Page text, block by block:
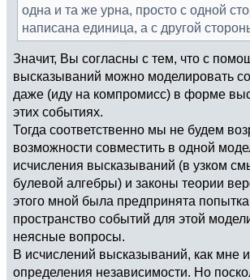
одна и та же урна, просто с одной
написана единица, а с другой
Значит, Вы согласны с тем, что с
высказываний можно моделировать
даже (иду на компромисс) в форме
этих событиях.
Тогда соответственно мы не будем
возможности совместить в одной
исчисления высказываний (в узком
булевой алгебры) и законы теории
этого мной была предпринята
пространство событий для этой
неясные вопросы.
В исчислений высказываний, как мне
определения независимости. Но